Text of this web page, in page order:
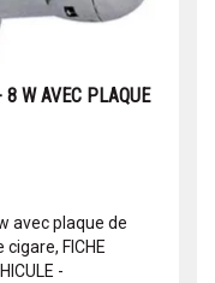
W AVEC PLAQUE
avec plaque de
FICHE
-